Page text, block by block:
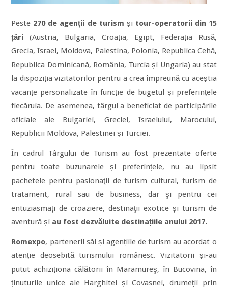
Peste 270 de agenții de turism și tour-operatorii din 15
țări (Austria, Bulgaria, Croația, Egipt, Federația Rusă,
Grecia, Israel, Moldova, Palestina, Polonia, Republica Cehă,
Republica Dominicană, România, Turcia și Ungaria) au stat
la dispoziția vizitatorilor pentru a crea împreună cu aceștia
vacanțe personalizate în funcție de bugetul și preferințele
fiecăruia. De asemenea, târgul a beneficiat de participările
oficiale ale Bulgariei, Greciei, Israelului, Marocului,
Republicii Moldova, Palestinei și Turciei.
În cadrul Târgului de Turism au fost prezentate oferte
pentru toate buzunarele și preferințele, nu au lipsit
pachetele pentru pasionaţii de turism cultural, turism de
tratament, rural sau de business, dar şi pentru cei
entuziasmaţi de croaziere, destinaţii exotice şi turism de
aventură și au fost dezvăluite destinațiile anului 2017.
Romexpo, partenerii săi și agențiile de turism au acordat o
atenție deosebită turismului românesc. Vizitatorii și-au
putut achiziționa călătorii în Maramureş, în Bucovina, în
ținuturile unice ale Harghitei și Covasnei, drumeţii prin